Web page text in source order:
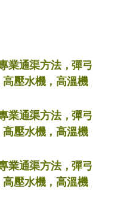
業通渠方法，彈弓
壓水機，高溫機
業通渠方法，彈弓
壓水機，高溫機
業通渠方法，彈弓
壓水機，高溫機